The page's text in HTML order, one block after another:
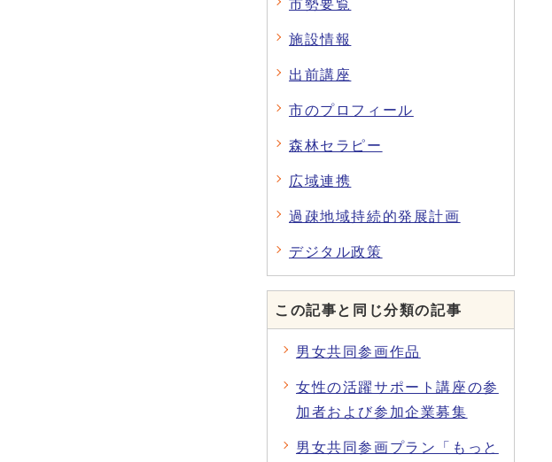
市勢要覧
施設情報
出前講座
市のプロフィール
森林セラピー
広域連携
過疎地域持続的発展計画
デジタル政策
この記事と同じ分類の記事
男女共同参画作品
女性の活躍サポート講座の参
加者および参加企業募集
男女共同参画プラン「もっと